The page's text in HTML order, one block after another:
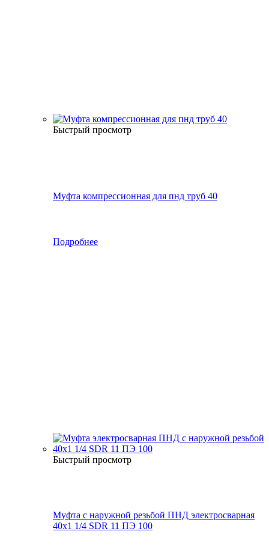
Быстрый просмотр
Муфта компрессионная для пнд труб 40
Подробнее
Быстрый просмотр
Муфта с наружной резьбой ПНД электросварная
40x1 1/4 SDR 11 ПЭ 100